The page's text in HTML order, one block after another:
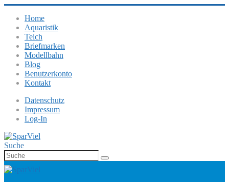
Home
Aquaristik
Teich
Briefmarken
Modellbahn
Blog
Benutzerkonto
Kontakt
Datenschutz
Impressum
Log-In
Suche